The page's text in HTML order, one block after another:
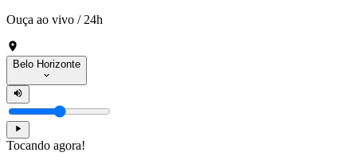
Ouça ao vivo / 24h
Belo Horizonte
Tocando agora!